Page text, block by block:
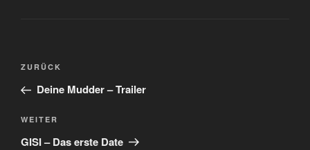
Beitragsnavigation
Vorheriger
Beitrag
ZURÜCK
Deine Mudder – Trailer
Nächster
Beitrag
WEITER
GISI – Das erste Date